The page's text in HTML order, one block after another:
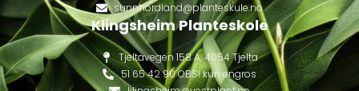
sunnhordland@planteskule.no
Klingsheim Planteskole
Tjeltavegen 158 A, 4054 Tjelta
51 65 42 90 OBS! kun engros